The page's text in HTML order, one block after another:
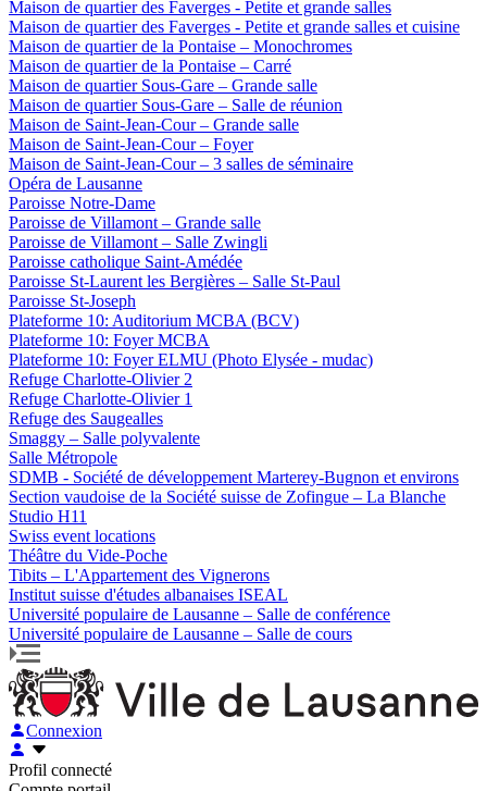
Maison de quartier des Faverges - Petite et grande salles
Maison de quartier des Faverges - Petite et grande salles et cuisine
Maison de quartier de la Pontaise – Monochromes
Maison de quartier de la Pontaise – Carré
Maison de quartier Sous-Gare – Grande salle
Maison de quartier Sous-Gare – Salle de réunion
Maison de Saint-Jean-Cour – Grande salle
Maison de Saint-Jean-Cour – Foyer
Maison de Saint-Jean-Cour – 3 salles de séminaire
Opéra de Lausanne
Paroisse Notre-Dame
Paroisse de Villamont – Grande salle
Paroisse de Villamont – Salle Zwingli
Paroisse catholique Saint-Amédée
Paroisse St-Laurent les Bergières – Salle St-Paul
Paroisse St-Joseph
Plateforme 10: Auditorium MCBA (BCV)
Plateforme 10: Foyer MCBA
Plateforme 10: Foyer ELMU (Photo Elysée - mudac)
Refuge Charlotte-Olivier 2
Refuge Charlotte-Olivier 1
Refuge des Saugealles
Smaggy – Salle polyvalente
Salle Métropole
SDMB - Société de développement Marterey-Bugnon et environs
Section vaudoise de la Société suisse de Zofingue – La Blanche
Studio H11
Swiss event locations
Théâtre du Vide-Poche
Tibits – L'Appartement des Vignerons
Institut suisse d'études albanaises ISEAL
Université populaire de Lausanne – Salle de conférence
Université populaire de Lausanne – Salle de cours
Connexion
Profil connecté